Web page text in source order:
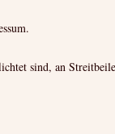
sind, an